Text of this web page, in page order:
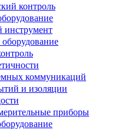
контроль
инструмент
коммуникаций
и изоляции
приборы